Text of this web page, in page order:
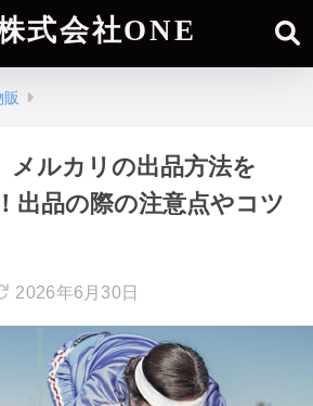
式会社ONE
販
メルカリの出品方法を
出品の際の注意点やコツ
2026年6月30日